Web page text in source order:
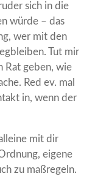
sich in die
würde – das
wer mit den
Tut mir
Rat geben, wie
Red ev. mal
in, wenn der
mit dir
eigene
zu maßregeln.